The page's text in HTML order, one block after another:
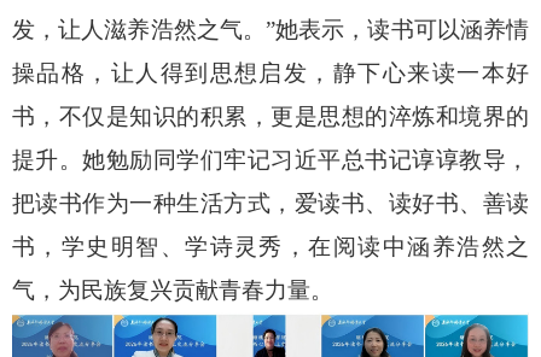
发，让人滋养浩然之气。”她表示，读书可以涵养情
操品格，让人得到思想启发，静下心来读一本好
书，不仅是知识的积累，更是思想的淬炼和境界的
提升。她勉励同学们牢记习近平总书记谆谆教导，
把读书作为一种生活方式，爱读书、读好书、善读
书，学史明智、学诗灵秀，在阅读中涵养浩然之
气，为民族复兴贡献青春力量。